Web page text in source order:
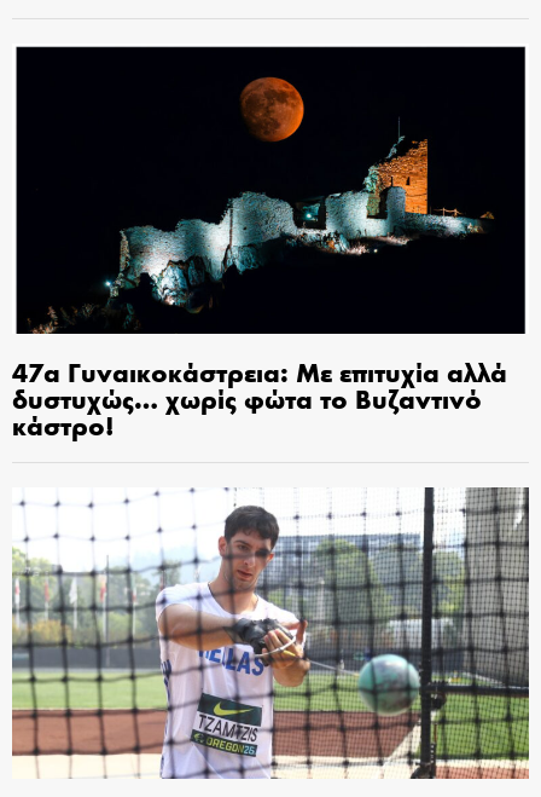
47α Γυναικοκάστρεια: Με επιτυχία αλλά
δυστυχώς… χωρίς φώτα το Βυζαντινό
κάστρο!